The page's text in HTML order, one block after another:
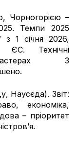
Чорногорією –
Темпи 2025
з 1 січня 2026,
ЄС. Технічні
3
Наусєда). Звіт:
економіка,
– пріоритет